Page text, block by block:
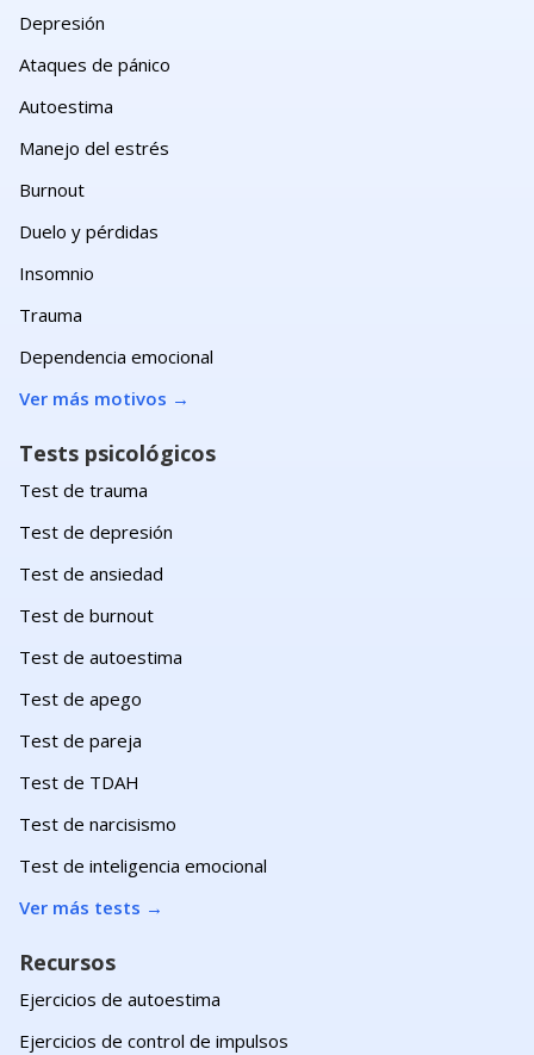
Depresión
Ataques de pánico
Autoestima
Manejo del estrés
Burnout
Duelo y pérdidas
Insomnio
Trauma
Dependencia emocional
Ver más motivos →
Tests psicológicos
Test de trauma
Test de depresión
Test de ansiedad
Test de burnout
Test de autoestima
Test de apego
Test de pareja
Test de TDAH
Test de narcisismo
Test de inteligencia emocional
Ver más tests →
Recursos
Ejercicios de autoestima
Ejercicios de control de impulsos